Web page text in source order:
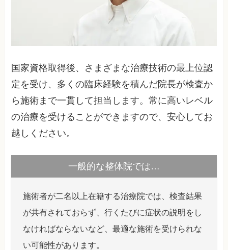
国家資格取得後、さまざまな治療技術の最上位認
定を受け、多くの臨床経験を積んだ院長が検査か
ら施術まで一貫して担当します。常に高いレベル
の治療を受けることができますので、安心してお
越しください。
一般的な整体院では…
施術者が二名以上在籍する治療院では、検査結果
が共有されておらず、行くたびに症状の説明をし
なければならないなど、最適な施術を受けられな
い可能性があります。